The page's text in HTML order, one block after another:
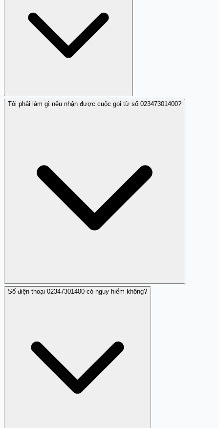
Số 02347301400 được biết đến là số điện thoại làm
Tôi phải làm gì nếu nhận được cuộc gọi từ số 02347301400?
Nếu nhận được cuộc gọi từ số này, bạn nên không nghe
Số điện thoại 02347301400 có nguy hiểm không?